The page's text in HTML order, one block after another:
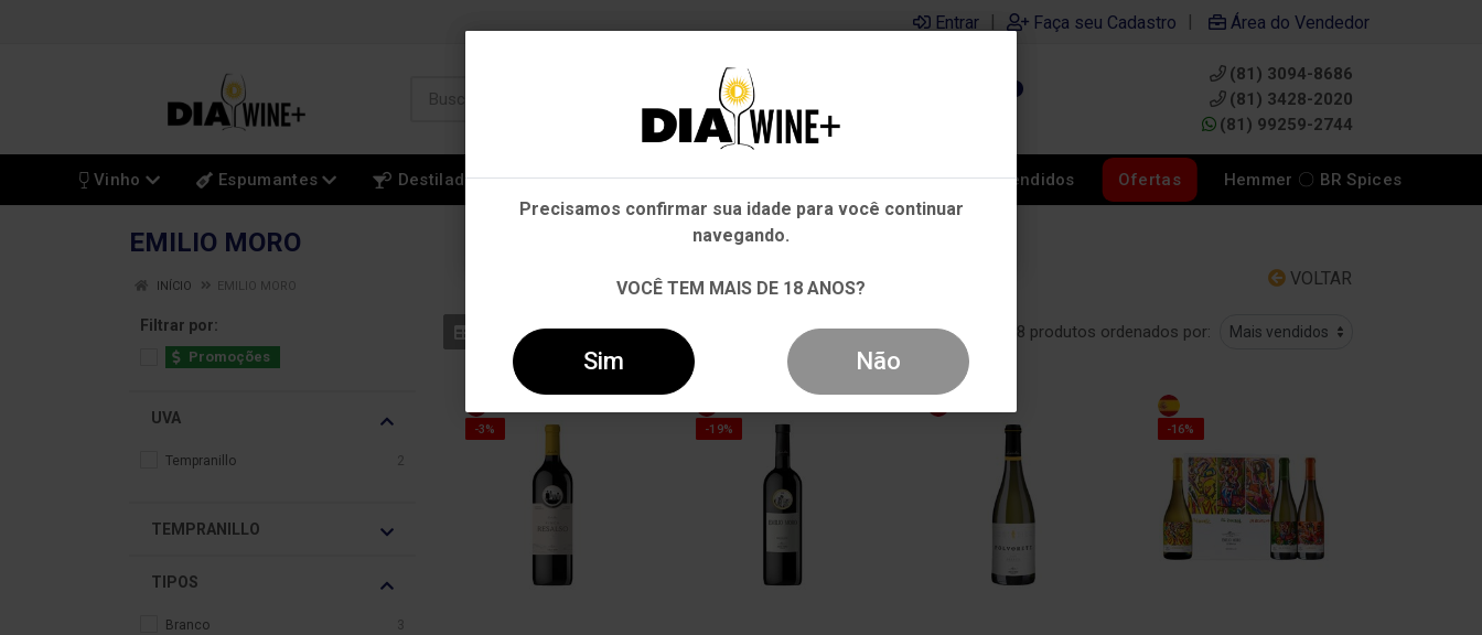
Entrar | Faça seu Cadastro | Área do Vendedor
(81) 3094-8686
(81) 3428-2020
(81) 99259-2744
Vinho Espumantes Destilados Cervejas Kits Departamentos Mais Vendidos Ofertas Hemmer 〇 BR Spices
EMILIO MORO
VOLTAR
INÍCIO EMILIO MORO
Filtrar por:
Promoções
UVA
Tempranillo 2
TEMPRANILLO
TIPOS
Branco 3
8 produtos ordenados por:
-3% -19% -16%
Em que Estado você está?
Pernambuco
Outros Estados
Precisamos confirmar sua idade para você continuar
navegando.
VOCÊ TEM MAIS DE 18 ANOS?
Sim Não